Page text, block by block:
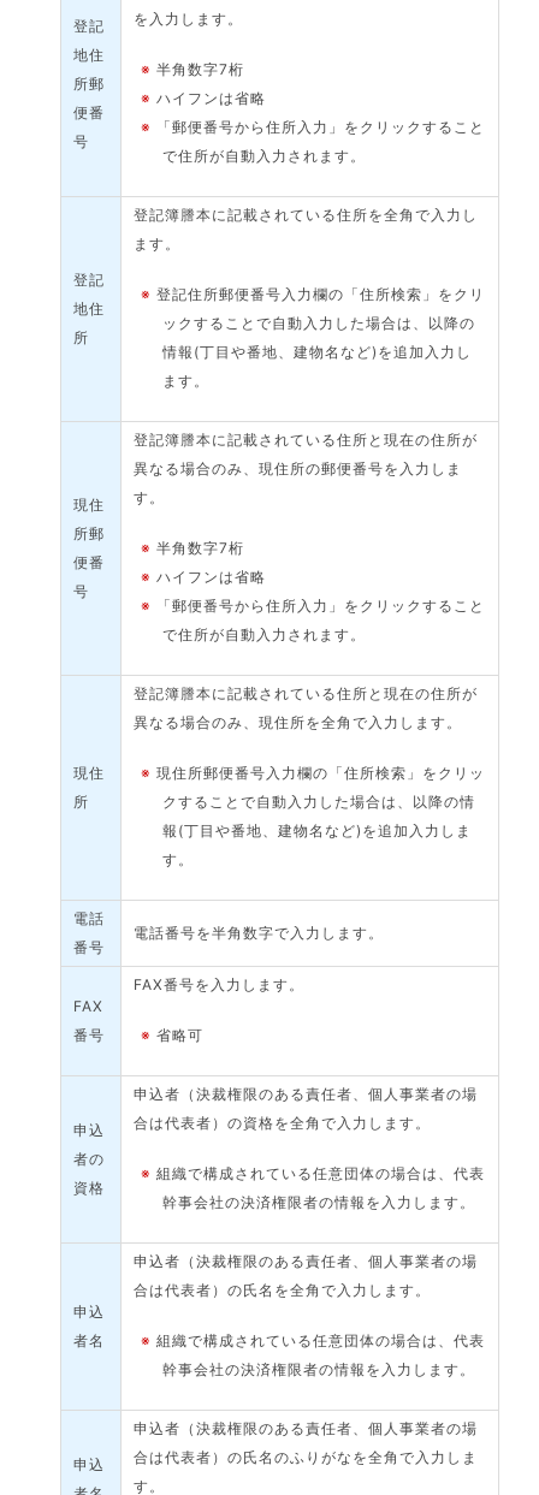
登記
地住
所郵
便番
号
を入力します。
※半角数字7桁
※ハイフンは省略
※
「郵便番号から住所入力」をクリックすること
で住所が自動入力されます。
登記
地住
所
登記簿謄本に記載されている住所を全角で入力し
ます。
※登記住所郵便番号入力欄の「住所検索」をクリ
ックすることで自動入力した場合は、以降の
情報(丁目や番地、建物名など)を追加入力し
ます。
現住
所郵
便番
号
登記簿謄本に記載されている住所と現在の住所が
異なる場合のみ、現住所の郵便番号を入力しま
す。
※半角数字7桁
※ハイフンは省略
※
「郵便番号から住所入力」をクリックすること
で住所が自動入力されます。
現住
所
登記簿謄本に記載されている住所と現在の住所が
異なる場合のみ、現住所を全角で入力します。
※現住所郵便番号入力欄の「住所検索」をクリッ
クすることで自動入力した場合は、以降の情
報(丁目や番地、建物名など)を追加入力しま
す。
電話
番号
電話番号を半角数字で入力します。
FAX
番号
FAX番号を入力します。
※省略可
申込
者の
資格
申込者（決裁権限のある責任者、個人事業者の場
合は代表者）の資格を全角で入力します。
※組織で構成されている任意団体の場合は、代表
幹事会社の決済権限者の情報を入力します。
申込
者名
申込者（決裁権限のある責任者、個人事業者の場
合は代表者）の氏名を全角で入力します。
※組織で構成されている任意団体の場合は、代表
幹事会社の決済権限者の情報を入力します。
申込
申込者（決裁権限のある責任者、個人事業者の場
合は代表者）の氏名のふりがなを全角で入力しま
す。